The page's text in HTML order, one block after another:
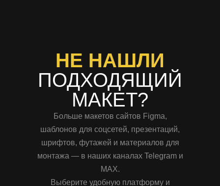
НЕ НАШЛИ
ПОДХОДЯЩИЙ
МАКЕТ?
Больше макетов сайтов Figma,
шаблонов для соцсетей, презентаций,
шрифтов, футажей и материалов для
монтажа — в наших каналах Telegram и
MAX.
Выберите удобную платформу и